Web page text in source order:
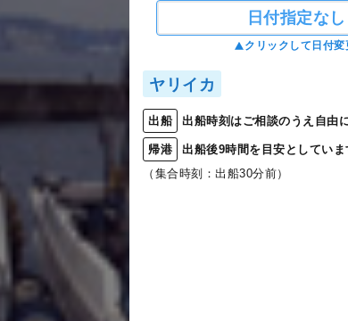
日付指定なし
クリックして日付変
ヤリイカ
出船 出船時刻はご相談のうえ自由
帰港
出船後9時間を目安としてい
（集合時刻：出船30分前）